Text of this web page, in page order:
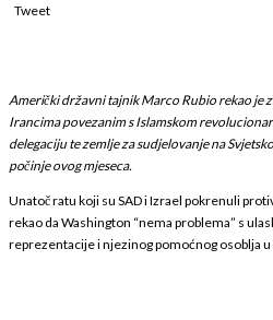
Tweet
Američki državni tajnik Marco Rubio rekao je
Irancima povezanim s Islamskom
delegaciju te zemlje za sudjelovanje na
počinje ovog mjeseca.
Unatoč ratu koji su SAD i Izrael pokrenuli
rekao da Washington “nema problema” s
reprezentacije i njezinog pomoćnog osoblja u